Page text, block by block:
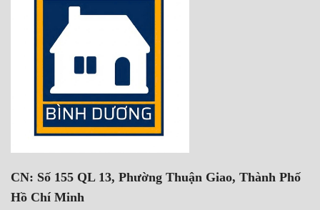
CN: Số 155 QL 13, Phường Thuận Giao, Thành Phố
Hồ Chí Minh